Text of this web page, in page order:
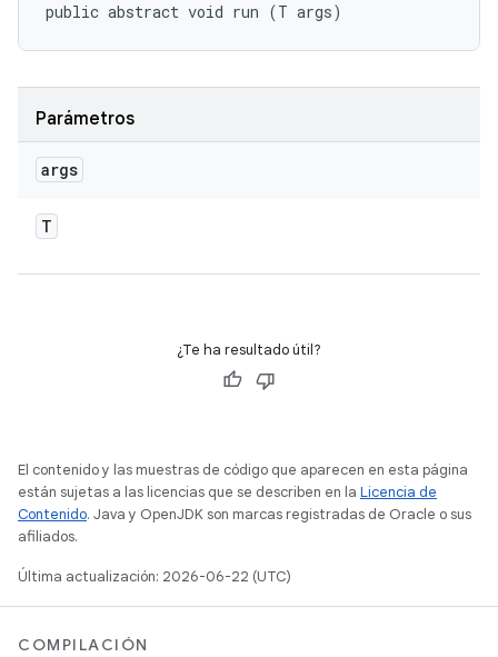
public abstract void run (T args)
Parámetros
args
T
¿Te ha resultado útil?
El contenido y las muestras de código que aparecen en esta página
están sujetas a las licencias que se describen en la Licencia de
Contenido. Java y OpenJDK son marcas registradas de Oracle o sus
afiliados.
Última actualización: 2026-06-22 (UTC)
COMPILACIÓN